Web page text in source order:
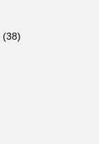
(38)